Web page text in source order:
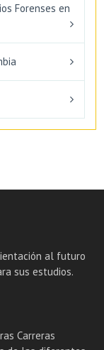
Forenses en
al futuro
sus estudios.
Carreras